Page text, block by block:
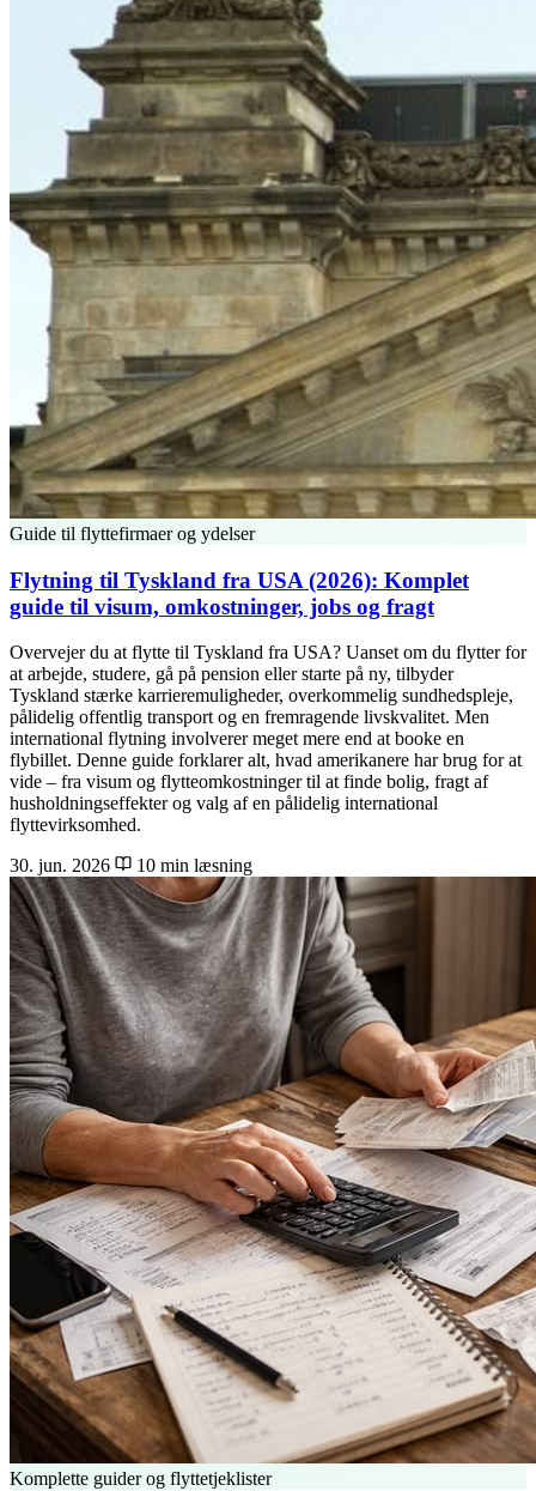
Guide til flyttefirmaer og ydelser
Flytning til Tyskland fra USA (2026): Komplet
guide til visum, omkostninger, jobs og fragt
Overvejer du at flytte til Tyskland fra USA? Uanset om du flytter for
at arbejde, studere, gå på pension eller starte på ny, tilbyder
Tyskland stærke karrieremuligheder, overkommelig sundhedspleje,
pålidelig offentlig transport og en fremragende livskvalitet. Men
international flytning involverer meget mere end at booke en
flybillet. Denne guide forklarer alt, hvad amerikanere har brug for at
vide – fra visum og flytteomkostninger til at finde bolig, fragt af
husholdningseffekter og valg af en pålidelig international
flyttevirksomhed.
30. jun. 2026
10 min læsning
Komplette guider og flyttetjeklister